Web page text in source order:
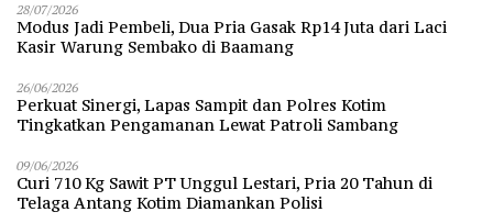
28/07/2026
Modus Jadi Pembeli, Dua Pria Gasak Rp14 Juta dari Laci
Kasir Warung Sembako di Baamang
26/06/2026
Perkuat Sinergi, Lapas Sampit dan Polres Kotim
Tingkatkan Pengamanan Lewat Patroli Sambang
09/06/2026
Curi 710 Kg Sawit PT Unggul Lestari, Pria 20 Tahun di
Telaga Antang Kotim Diamankan Polisi